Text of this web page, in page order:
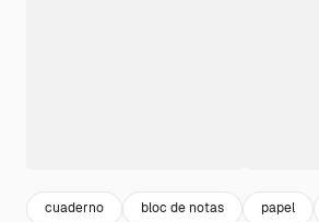
cuaderno bloc de notas papel